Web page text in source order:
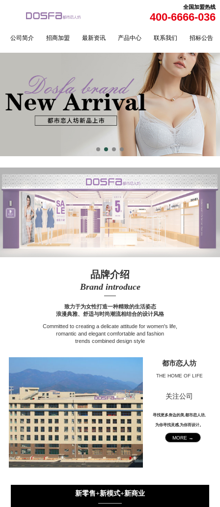
全国加盟热线
400-6666-036
公司简介 招商加盟 最新资讯 产品中心 联系我们 招标公告
品牌介绍
Brand introduce
——
致力于为女性打造一种精致的生活姿态
浪漫典雅、舒适与时尚潮流相结合的设计风格
Committed to creating a delicate attitude for women's life,
romantic and elegant comfortable and fashion
trends combined design style
都市恋人坊
THE HOME OF LIFE
关注公司
寻找更多身边的美,都市恋人坊,
为你寻找灵感,为你而设计。
MORE →
新零售+新模式+新商业
————